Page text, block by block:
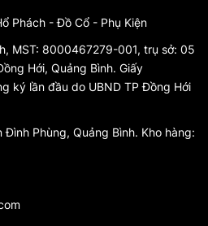
Phách - Đồ Cổ - Phụ Kiện
MST: 8000467279-001, trụ sở: 05
Hới, Quảng Bình. Giấy
ký lần đầu do UBND TP Đồng Hới
Phùng, Quảng Bình. Kho hàng: